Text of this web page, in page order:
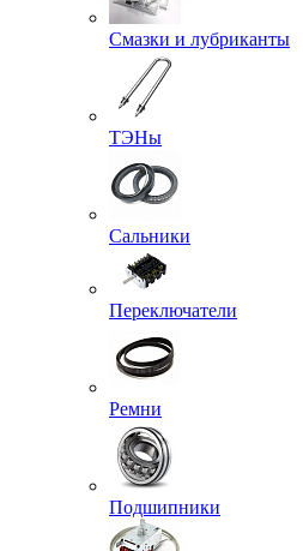
Смазки и лубриканты
ТЭНы
Сальники
Переключатели
Ремни
Подшипники